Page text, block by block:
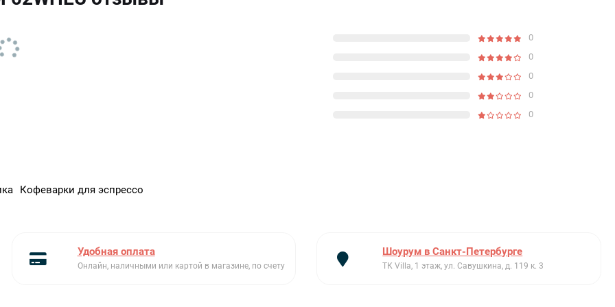
Система защиты против
капель
Индикация отсутствия Воды в резервуаре
0
0
0
0
0
Кофеварки для эспрессо
Удобная оплата
Онлайн, наличными или картой в магазине, по счету
Шоурум в Санкт-Петербурге
ТК Villa, 1 этаж, ул. Савушкина, д. 119 к. 3